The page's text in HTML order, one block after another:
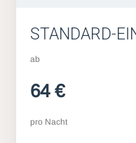
STANDARD-
ab
64 €
pro Nacht